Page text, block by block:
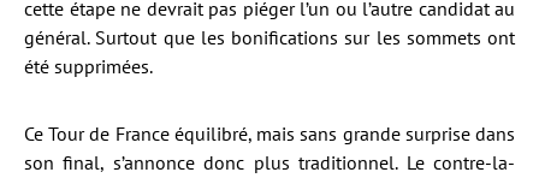
cette étape ne devrait pas piéger l’un ou l’autre candidat au
général. Surtout que les bonifications sur les sommets ont
été supprimées.
Ce Tour de France équilibré, mais sans grande surprise dans
son final, s’annonce donc plus traditionnel. Le contre-la-